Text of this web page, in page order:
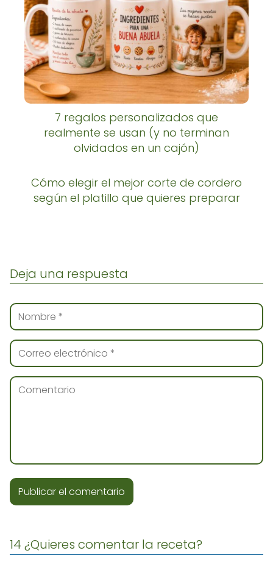
7 regalos personalizados que
realmente se usan (y no terminan
olvidados en un cajón)
Cómo elegir el mejor corte de cordero
según el platillo que quieres preparar
14 ¿Quieres comentar la receta?
Deja una respuesta